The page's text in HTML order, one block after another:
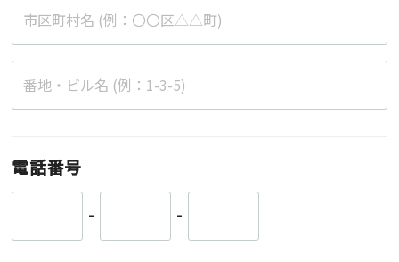
電話番号
-
-